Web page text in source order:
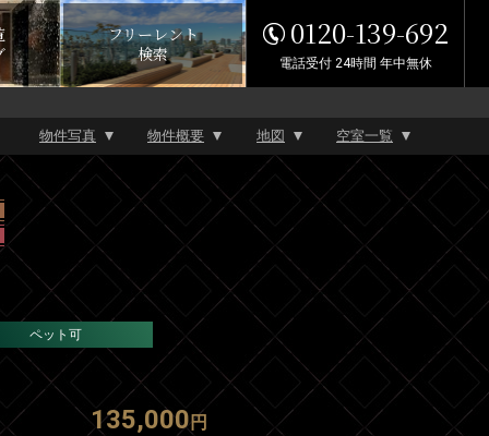
フリーレント
検索
0120-139-692
電話受付 24時間 年中無休
物件写真 物件概要 地図 空室一覧
ペット可
135,000 円